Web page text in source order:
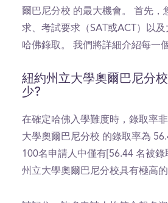
爾巴尼分校 的最大機會。 首先，
求、考試要求（SAT或ACT）以
哈佛錄取。 我們將詳細介紹每一
紐約州立大學奧爾巴尼分
少?
在確定哈佛入學難度時，錄取率
大學奧爾巴尼分校 的錄取率為
100名申請人中僅有[56.44 名被
州立大學奧爾巴尼分校具有極高的